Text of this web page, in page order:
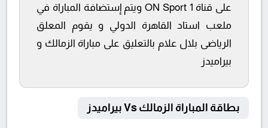
على قناة ON Sport 1 ويتم إستضافة المباراة في
ملعب استاد القاهرة الدولي و يقوم المعلق
الرياضى بلال علام بالتعليق على مباراة الزمالك و
بيراميدز
بطاقة المباراة الزمالك Vs بيراميدز